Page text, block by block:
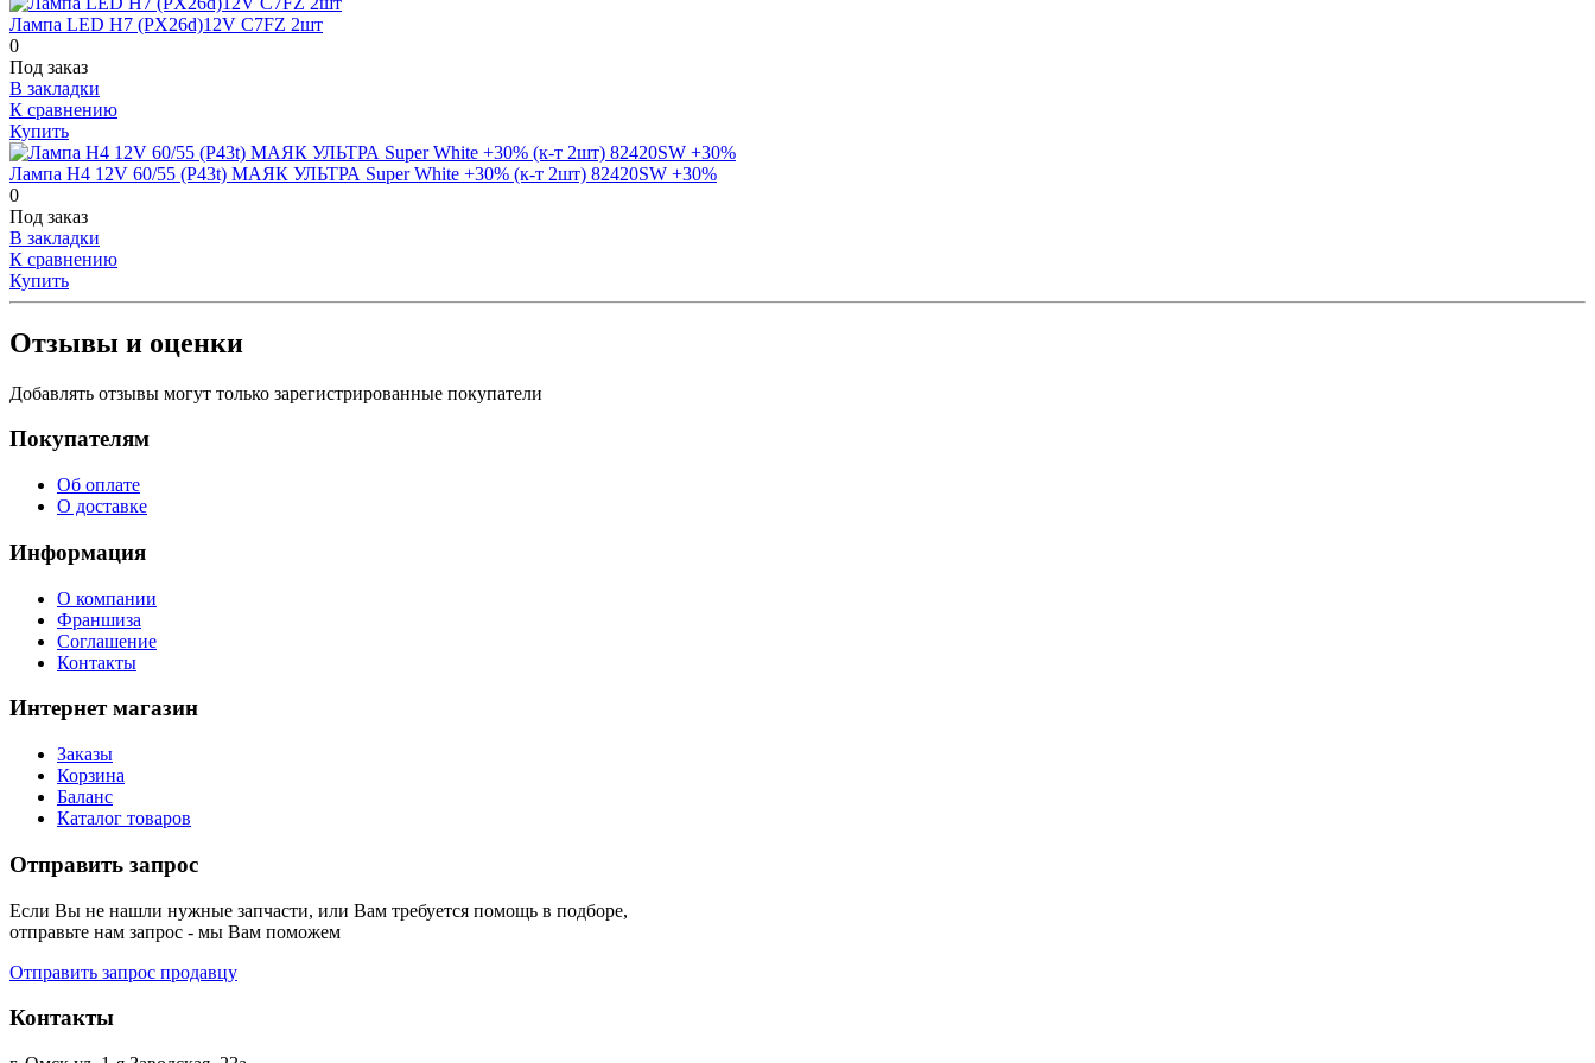
Лампа LED H7 (PX26d)12V C7FZ 2шт
0
Под заказ
В закладки
К сравнению
Купить
Лампа H4 12V 60/55 (P43t) МАЯК УЛЬТРА Super White +30% (к-т 2шт) 82420SW +30%
0
Под заказ
В закладки
К сравнению
Купить
Отзывы и оценки
Добавлять отзывы могут только зарегистрированные покупатели
Покупателям
Об оплате
О доставке
Информация
О компании
Франшиза
Соглашение
Контакты
Интернет магазин
Заказы
Корзина
Баланс
Каталог товаров
Отправить запрос
Если Вы не нашли нужные запчасти, или Вам требуется помощь в подборе,
отправьте нам запрос - мы Вам поможем
Отправить запрос продавцу
Контакты